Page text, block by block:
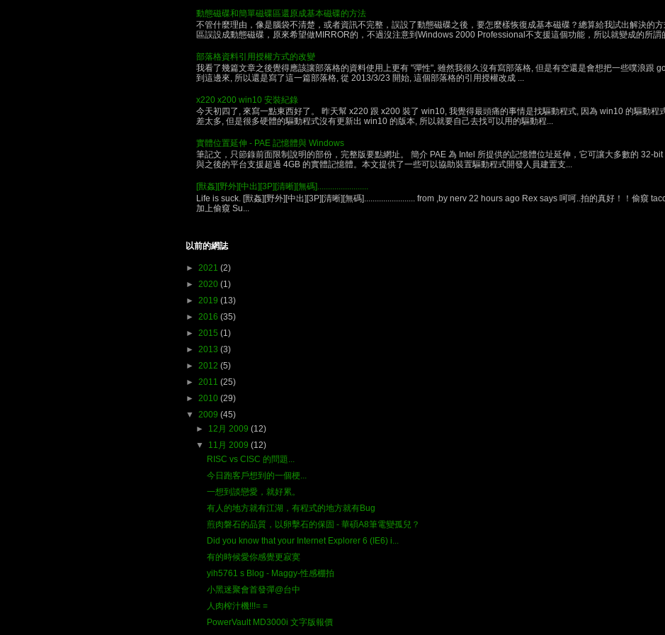
動態磁碟和簡單磁碟區還原成基本磁碟的方法
不管什麼理由，像是腦袋不清楚，或者資訊不完整，誤設了動態磁碟之後，要怎麼樣恢復成基本磁碟？總算給我試出解決的
區誤設成動態磁碟，原來希望做MIRROR的，不過沒注意到Windows 2000 Professional不支援這個功能，所以就變成的所謂
部落格資料引用授權方式的改變
我看了幾篇文章之後覺得應該讓部落格的資料使用上更有 "彈性", 雖然我很久沒有寫部落格, 但是有空還是會想把一些噗浪跟
到這邊來, 所以還是寫了這一篇部落格, 從 2013/3/23 開始, 這個部落格的引用授權改成 ...
x220 x200 win10 安裝紀錄
今天初四了, 來寫一點東西好了。 昨天幫 x220 跟 x200 裝了 win10, 我覺得最頭痛的事情是找驅動程式, 因為 win10 的驅動程
差太多, 但是很多硬體的驅動程式沒有更新出 win10 的版本, 所以就要自己去找可以用的驅動程...
實體位置延伸 - PAE 記憶體與 Windows
筆記文，只節錄前面限制說明的部份，完整版要點網址。 簡介 PAE 為 Intel 所提供的記憶體位址延伸，它可讓大多數的 32-
與之後的平台支援超過 4GB 的實體記憶體。本文提供了一些可以協助裝置驅動程式開發人員建置支...
[獸姦][野外][中出][3P][清晰][無碼]........................
Life is suck. [獸姦][野外][中出][3P][清晰][無碼]........................ from ,by nerv 22 hours ago Rex says 呵呵..拍的真好！！偷窺
加上偷窺 Su...
以前的網誌
► 2021 (2)
► 2020 (1)
► 2019 (13)
► 2016 (35)
► 2015 (1)
► 2013 (3)
► 2012 (5)
► 2011 (25)
► 2010 (29)
▼ 2009 (45)
► 12月 2009(12)
▼ 11月 2009(12)
RISC vs CISC 的問題...
今日跑客戶想到的一個梗...
一想到談戀愛，就好累。
有人的地方就有江湖，有程式的地方就有Bug
煎肉磐石的品質，以卵擊石的保固 - 華碩A8筆電變孤兒？
Did you know that your Internet Explorer 6 (IE6) i...
有的時候愛你感覺更寂寞
yih5761 s Blog - Maggy-性感棚拍
小黑迷聚會首發彈@台中
人肉榨汁機!!!= =
PowerVault MD3000i 文字版報價